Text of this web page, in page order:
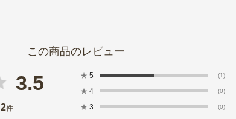
3.5
2件
★ 5 (1)
★ 4 (0)
★ 3 (0)